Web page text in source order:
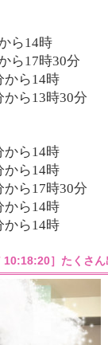
ら14時
ら17時30分
から14時
から13時30分
から14時
から14時
ら17時30分
から14時
から14時
10:18:20］たくさ